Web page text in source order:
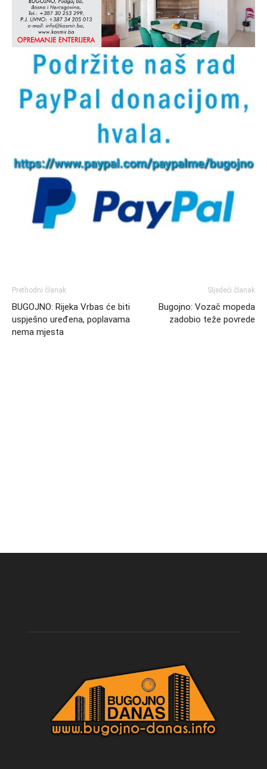
Prethodni članak
BUGOJNO: Rijeka Vrbas će biti
uspješno uređena, poplavama
nema mjesta
Sljedeći članak
Bugojno: Vozač mopeda
zadobio teže povrede